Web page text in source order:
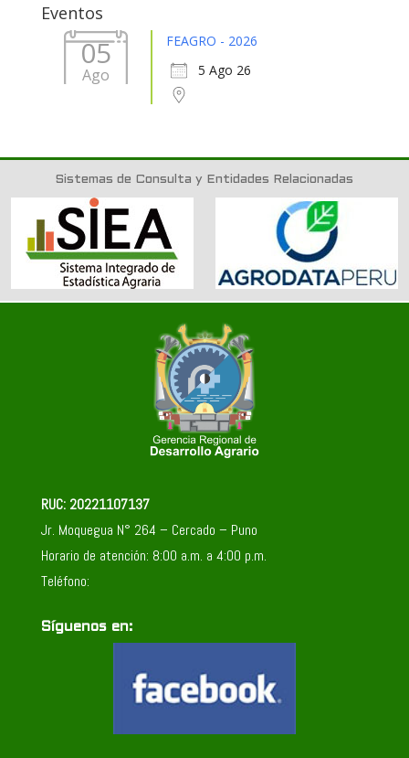
Eventos
05
Ago
FEAGRO - 2026
5 Ago 26
Sistemas de Consulta y Entidades Relacionadas
RUC: 20221107137
Jr. Moquegua N° 264 – Cercado – Puno
Horario de atención: 8:00 a.m. a 4:00 p.m.
Teléfono:
Síguenos en: